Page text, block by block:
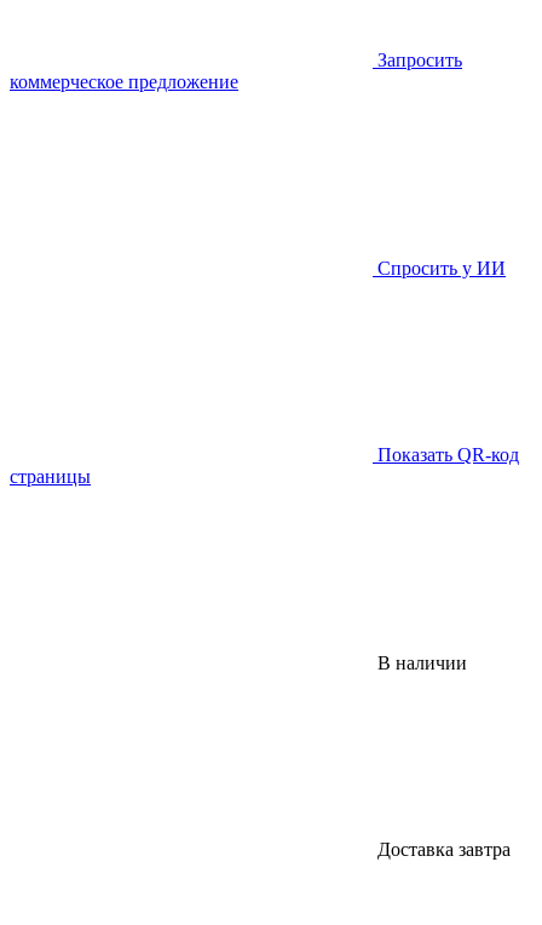
Запросить
коммерческое предложение
Спросить у ИИ
Показать QR-код
страницы
В наличии
Доставка завтра